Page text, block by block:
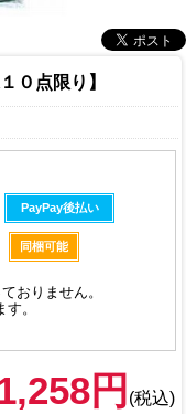
０点限り】
PayPay後払い
同梱可能
おりません。
。
円 (税込)